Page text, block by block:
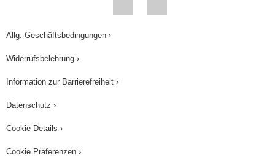
Allg. Geschäftsbedingungen ›
Widerrufsbelehrung ›
Information zur Barrierefreiheit ›
Datenschutz ›
Cookie Details ›
Cookie Präferenzen ›